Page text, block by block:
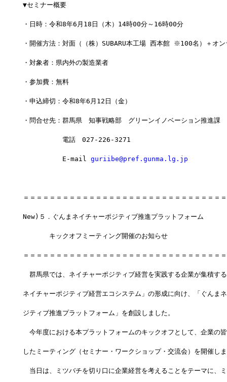
▼セミナー概要
・日時：令和8年6月18日（木）14時00分～16時00分
・開催方法：対面（（株）SUBARU本工場 西本館 ※100名）＋オン
・対象者：県内外の製造業者
・参加費：無料
・申込締切：令和8年6月12日（金）
・問合せ先：群馬県　知事戦略部　グリーンイノベーション推進
電話　027-226-3271
E-mail guriibe@pref.gunma.lg.jp
＝＝＝＝＝＝＝＝＝＝＝＝＝＝＝＝＝＝＝＝＝＝＝＝＝＝＝＝＝＝
New)５．ぐんまネイチャーポジティブ推進プラットフォーム
キックオフミーティング開催のお知らせ
＝＝＝＝＝＝＝＝＝＝＝＝＝＝＝＝＝＝＝＝＝＝＝＝＝＝＝＝＝＝
群馬県では、ネイチャーポジティブ経営を実践する企業が集積す
ネイチャーポジティブ経営エコシステム」の形成に向け、「ぐんま
ジティブ推進プラットフォーム」を創設しました。
今年度における本プラットフォームのキックオフとして、企業の
したミーティング（セミナー・ワークショップ・交流会）を開催し
当日は、ミツバチを切り口に企業経営を考えることをテーマに、